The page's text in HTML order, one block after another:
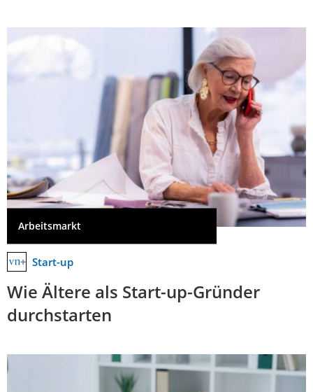
Arbeitsmarkt
Start-up
Wie Ältere als Start-up-Gründer
durchstarten